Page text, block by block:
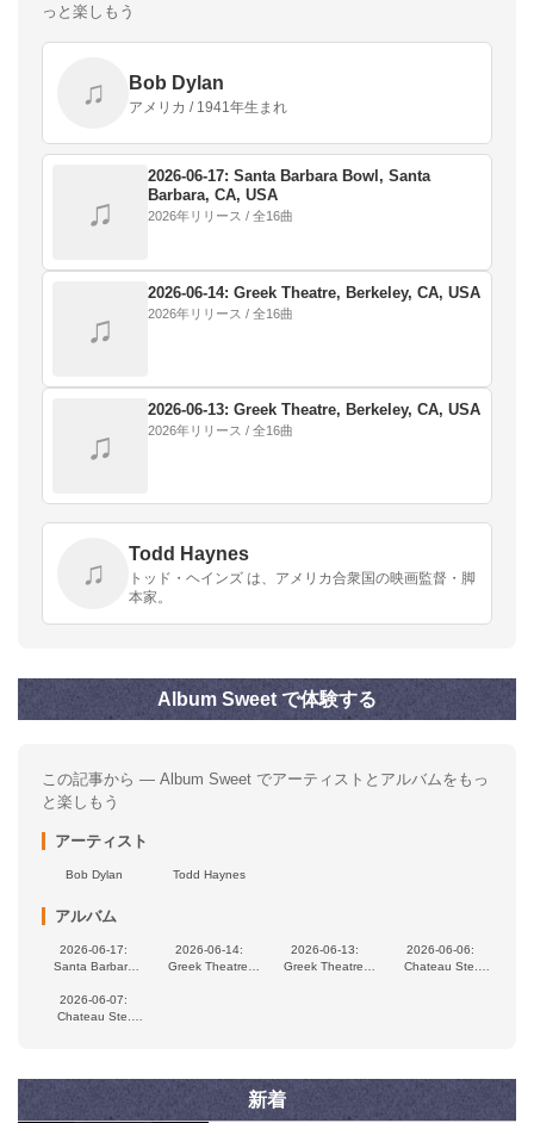
っと楽しもう
♫ Bob Dylan
アメリカ / 1941年生まれ
♫
2026-06-17: Santa Barbara Bowl, Santa
Barbara, CA, USA
2026年リリース / 全16曲
♫
2026-06-14: Greek Theatre, Berkeley, CA, USA
2026年リリース / 全16曲
♫
2026-06-13: Greek Theatre, Berkeley, CA, USA
2026年リリース / 全16曲
♫
Todd Haynes
トッド・ヘインズ は、アメリカ合衆国の映画監督・脚
本家。
Album Sweet で体験する
この記事から — Album Sweet でアーティストとアルバムをもっ
と楽しもう
アーティスト
Bob Dylan Todd Haynes
アルバム
2026-06-17:
Santa Barbara
Barbara, CA, USA
2026-06-14:
Greek Theatre,
2026-06-13:
Greek Theatre,
2026-06-06:
Chateau Ste.
2026-06-07:
Chateau Ste.
新着